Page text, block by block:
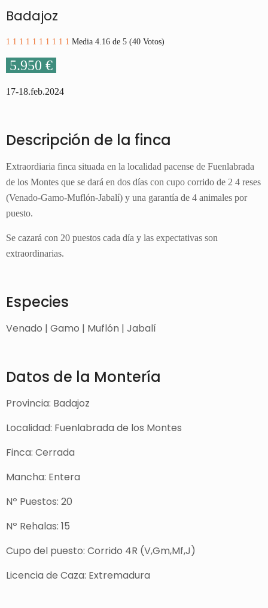
Badajoz
1 1 1 1 1 1 1 1 1 1 Media 4.16 de 5 (40 Votos)
5.950 €
17-18.feb.2024
Descripción de la finca
Extraordiaria finca situada en la localidad pacense de Fuenlabrada
de los Montes que se dará en dos días con cupo corrido de 2 4 reses
(Venado-Gamo-Muflón-Jabalí) y una garantía de 4 animales por
puesto.
Se cazará con 20 puestos cada día y las expectativas son
extraordinarias.
Especies
Venado | Gamo | Muflón | Jabalí
Datos de la Montería
Provincia: Badajoz
Localidad: Fuenlabrada de los Montes
Finca: Cerrada
Mancha: Entera
Nº Puestos: 20
Nº Rehalas: 15
Cupo del puesto: Corrido 4R (V,Gm,Mf,J)
Licencia de Caza: Extremadura